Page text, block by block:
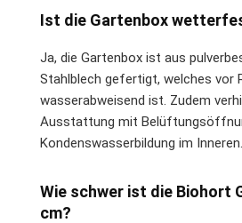
Ist die Gartenbox
Ja, die Gartenbox ist aus
Stahlblech gefertigt, welches vor
wasserabweisend ist. Zudem
Ausstattung mit
Kondenswasserbildung im Inneren.
Wie schwer ist die Biohort
cm?